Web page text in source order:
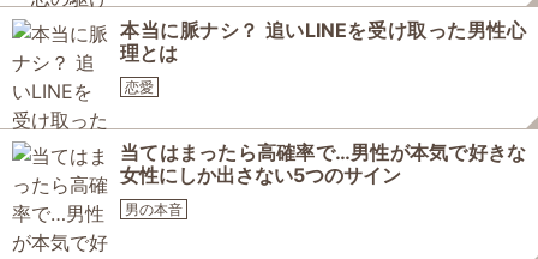
本当に脈ナシ？ 追いLINEを受け取った男性心
理とは
恋愛
当てはまったら高確率で…男性が本気で好きな
女性にしか出さない5つのサイン
男の本音